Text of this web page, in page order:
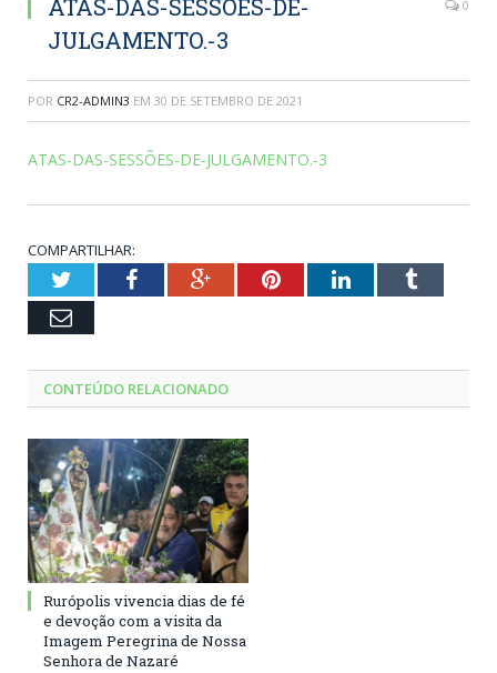
ATAS-DAS-SESSÕES-DE-
JULGAMENTO.-3
0
POR CR2-ADMIN3 EM 30 DE SETEMBRO DE 2021
ATAS-DAS-SESSÕES-DE-JULGAMENTO.-3
COMPARTILHAR:
TwitterFacebookGoogle+PinterestLinkedInTumblr
Email
CONTEÚDO RELACIONADO
Rurópolis vivencia dias de fé
e devoção com a visita da
Imagem Peregrina de Nossa
Senhora de Nazaré